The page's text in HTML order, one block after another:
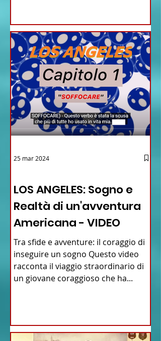
LOS ANGELES: Sogno e
Realtà di un'avventura
Americana - VIDEO
Tra sfide e avventure: il coraggio di
inseguire un sogno Questo video
racconta il viaggio straordinario di
un giovane coraggioso che ha...
25 mar 2024